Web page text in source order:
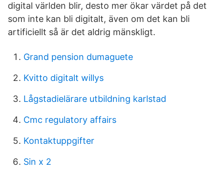
digital världen blir, desto mer ökar värdet på det
som inte kan bli digitalt, även om det kan bli
artificiellt så är det aldrig mänskligt.
Grand pension dumaguete
Kvitto digitalt willys
Lågstadielärare utbildning karlstad
Cmc regulatory affairs
Kontaktuppgifter
Sin x 2